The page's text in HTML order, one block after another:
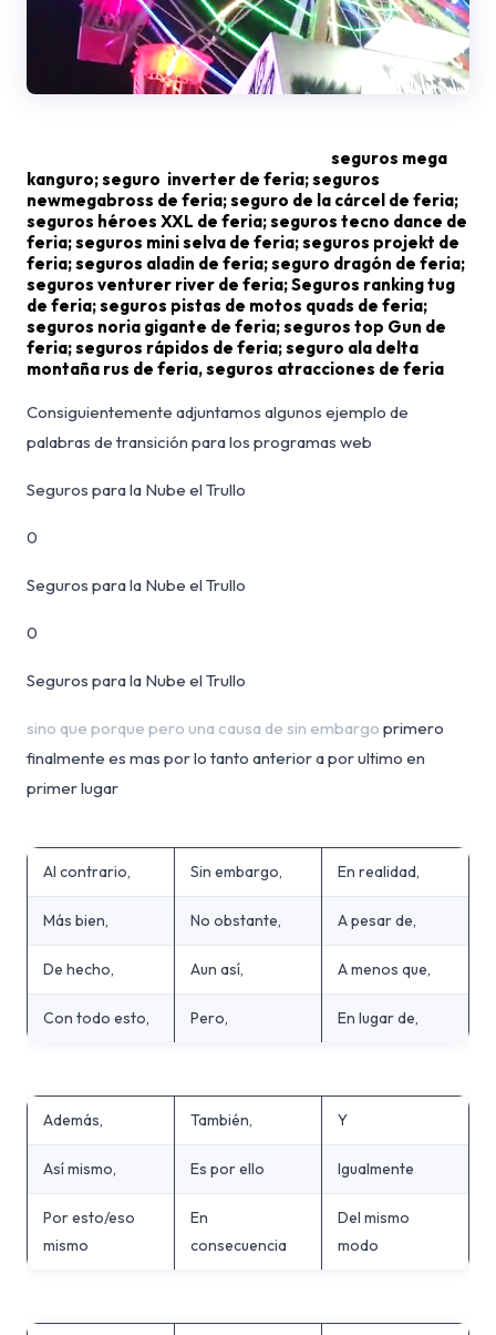
seguros mega
kanguro; seguro inverter de feria; seguros
newmegabross de feria; seguro de la cárcel de feria;
seguros héroes XXL de feria; seguros tecno dance de
feria; seguros mini selva de feria; seguros projekt de
feria; seguros aladin de feria; seguro dragón de feria;
seguros venturer river de feria; Seguros ranking tug
de feria; seguros pistas de motos quads de feria;
seguros noria gigante de feria; seguros top Gun de
feria; seguros rápidos de feria; seguro ala delta
montaña rus de feria, seguros atracciones de feria
Consiguientemente adjuntamos algunos ejemplo de
palabras de transición para los programas web
Seguros para la Nube el Trullo
0
Seguros para la Nube el Trullo
0
Seguros para la Nube el Trullo
sino que porque pero una causa de sin embargo primero
finalmente es mas por lo tanto anterior a por ultimo en
primer lugar
Al contrario, Sin embargo, En realidad,
Más bien, No obstante, A pesar de,
De hecho, Aun así, A menos que,
Con todo esto, Pero, En lugar de,
Además, También, Y
Así mismo, Es por ello Igualmente
Por esto/eso
mismo
En
consecuencia
Del mismo
modo